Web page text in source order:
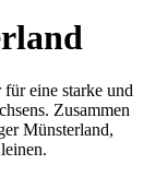
eine starke und
Zusammen
Münsterland,